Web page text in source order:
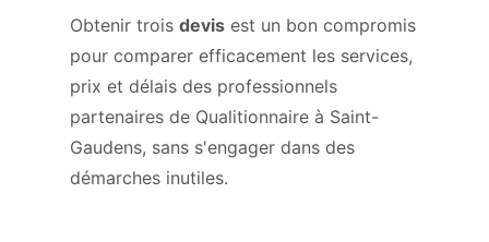
Obtenir trois devis est un bon compromis
pour comparer efficacement les services,
prix et délais des professionnels
partenaires de Qualitionnaire à Saint-
Gaudens, sans s'engager dans des
démarches inutiles.